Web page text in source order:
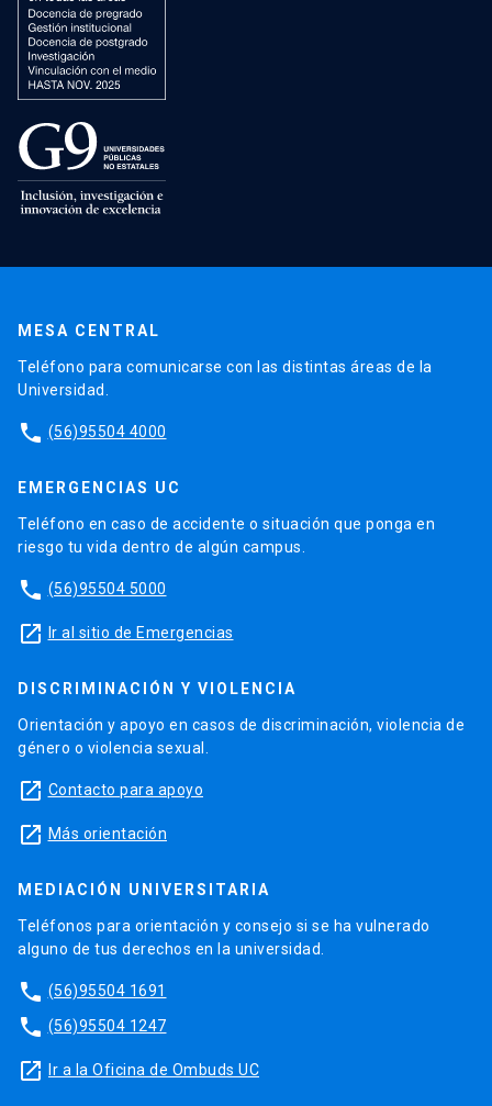
MESA CENTRAL
Teléfono para comunicarse con las distintas áreas de la
Universidad.
phone (56)95504 4000
EMERGENCIAS UC
Teléfono en caso de accidente o situación que ponga en
riesgo tu vida dentro de algún campus.
phone (56)95504 5000
launch Ir al sitio de Emergencias
DISCRIMINACIÓN Y VIOLENCIA
Orientación y apoyo en casos de discriminación, violencia de
género o violencia sexual.
launch Contacto para apoyo
launch Más orientación
MEDIACIÓN UNIVERSITARIA
Teléfonos para orientación y consejo si se ha vulnerado
alguno de tus derechos en la universidad.
phone (56)95504 1691
phone (56)95504 1247
launch Ir a la Oficina de Ombuds UC